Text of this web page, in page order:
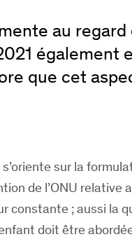
au
également
que cet
sur la
de l’ONU relative
constante ; aussi la
doit être